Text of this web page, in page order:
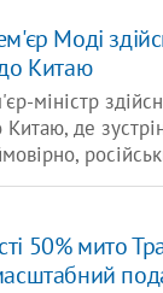
Моді
Китаю
міністр
Китаю, де
50% мито